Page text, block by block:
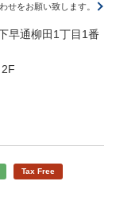
せをお願い致します。
早通柳田1丁目1番
Tax Free